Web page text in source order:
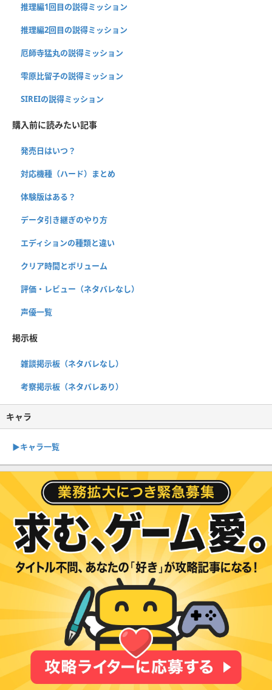
推理編1回目の説得ミッション
推理編2回目の説得ミッション
厄師寺猛丸の説得ミッション
雫原比留子の説得ミッション
SIREIの説得ミッション
購入前に読みたい記事
発売日はいつ？
対応機種（ハード）まとめ
体験版はある？
データ引き継ぎのやり方
エディションの種類と違い
クリア時間とボリューム
評価・レビュー（ネタバレなし）
声優一覧
掲示板
雑談掲示板（ネタバレなし）
考察掲示板（ネタバレあり）
キャラ
▶︎キャラ一覧